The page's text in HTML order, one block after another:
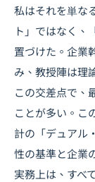
私はそれを単な
ト」ではなく、
置づけた。企業
み、教授陣は理
この交差点で、
ことが多い。こ
計の「デュアル
性の基準と企業
実務上は、すべ